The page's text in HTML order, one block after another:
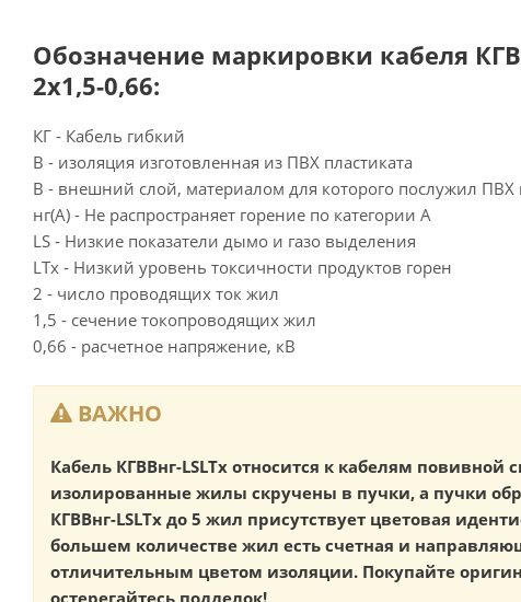
Обозначение маркировки кабеля
2х1,5-0,66:
КГ - Кабель гибкий
В - изоляция изготовленная из ПВХ пластиката
В - внешний слой, материалом для которого послужил ПВХ
нг(А) - Не распространяет горение по категории А
LS - Низкие показатели дымо и газо выделения
LTx - Низкий уровень токсичности продуктов горен
2 - число проводящих ток жил
1,5 - сечение токопроводящих жил
0,66 - расчетное напряжение, кВ
ВАЖНО
Кабель КГВВнг-LSLTx относится к кабелям повивной
изолированные жилы скручены в пучки, а пучки
КГВВнг-LSLTx до 5 жил присутствует цветовая
большем количестве жил есть счетная и
отличительным цветом изоляции. Покупайте
остерегайтесь подделок!